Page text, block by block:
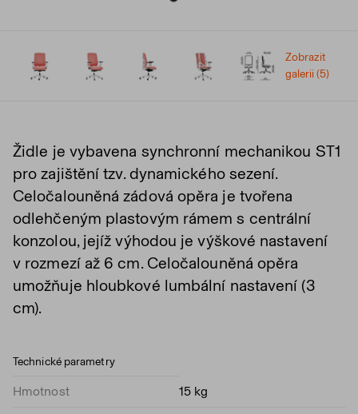
Zobrazit
galerii (5)
Židle je vybavena synchronní mechanikou ST1
pro zajištění tzv. dynamického sezení.
Celočalouněná zádová opěra je tvořena
odlehčeným plastovým rámem s centrální
konzolou, jejíž výhodou je výškové nastavení
v rozmezí až 6 cm. Celočalouněná opěra
umožňuje hloubkové lumbální nastavení (3
cm).
Technické parametry
Hmotnost 15 kg